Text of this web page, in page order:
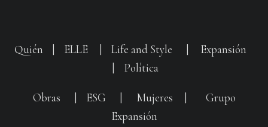
Quién | ELLE | Life and Style | Expansión
| Política
Obras | ESG | Mujeres | Grupo
Expansión